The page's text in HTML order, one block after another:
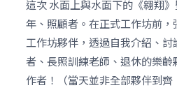
這次 水面上與水面下的《翱翔
年、照顧者。在正式工作坊前
工作坊夥伴，透過自我介紹、
者、長照訓練老師、退休的樂
作者！（當天並非全部夥伴到